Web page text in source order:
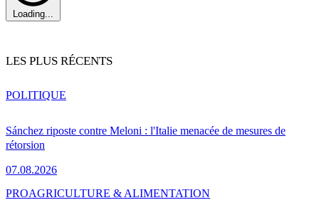
Loading...
LES PLUS RÉCENTS
Sánchez riposte contre Meloni : l'Italie menacée de mesures de
rétorsion
07.08.2026
POLITIQUE
PROAGRICULTURE & ALIMENTATION